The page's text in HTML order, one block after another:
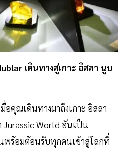
เดินทางสู่เกาะ อิสลา นูบ
อคุณเดินทางมาถึงเกาะ อิสลา
Jurassic World อันเป็น
พร้อมต้อนรับทุกคนเข้าสู่โลกที่